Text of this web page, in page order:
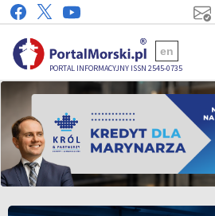
PORTAL INFORMACYJNY ISSN 2545-0735
en